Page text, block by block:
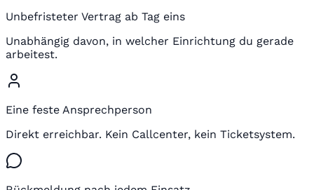
Unbefristeter Vertrag ab Tag eins
Unabhängig davon, in welcher Einrichtung du gerade
arbeitest.
Eine feste Ansprechperson
Direkt erreichbar. Kein Callcenter, kein Ticketsystem.